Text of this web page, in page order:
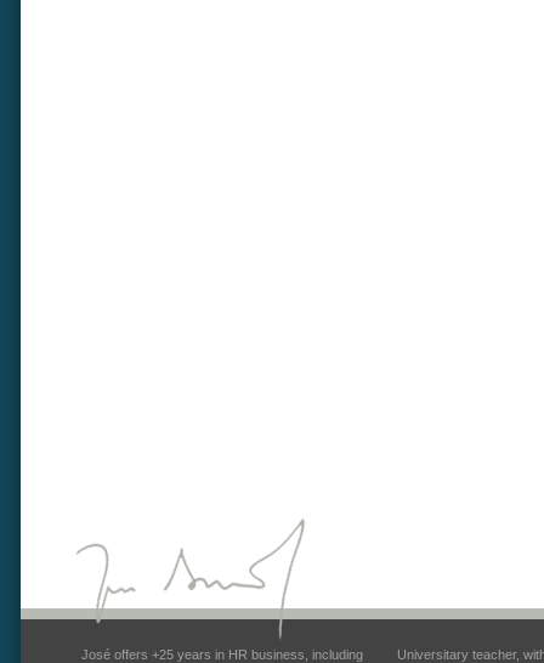
José offers +25 years in HR business, including
Universitary teacher,